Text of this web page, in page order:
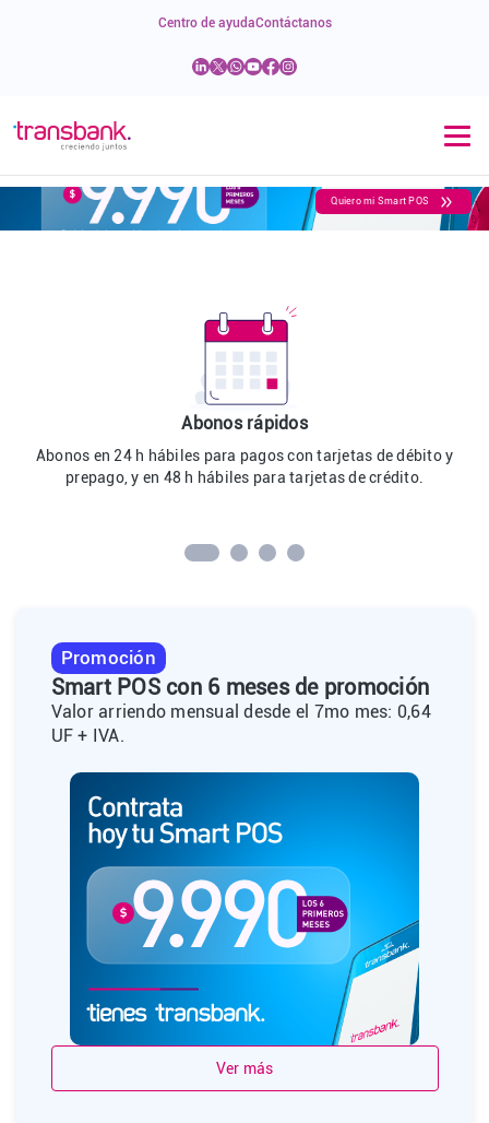
Centro de ayudaContáctanos
Quiero mi Smart POS
Abonos rápidos
Abonos en 24 h hábiles para pagos con tarjetas de débito y
prepago, y en 48 h hábiles para tarjetas de crédito.
Promoción
Smart POS con 6 meses de promoción
Valor arriendo mensual desde el 7mo mes: 0,64
UF + IVA.
Ver más